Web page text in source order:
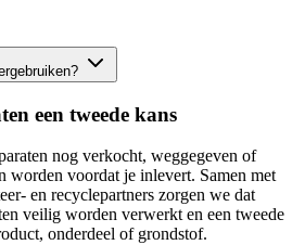
een tweede kans
nog verkocht, weggegeven of
worden voordat je inlevert. Samen met
en recyclepartners zorgen we dat
veilig worden verwerkt en een tweede
onderdeel of grondstof.